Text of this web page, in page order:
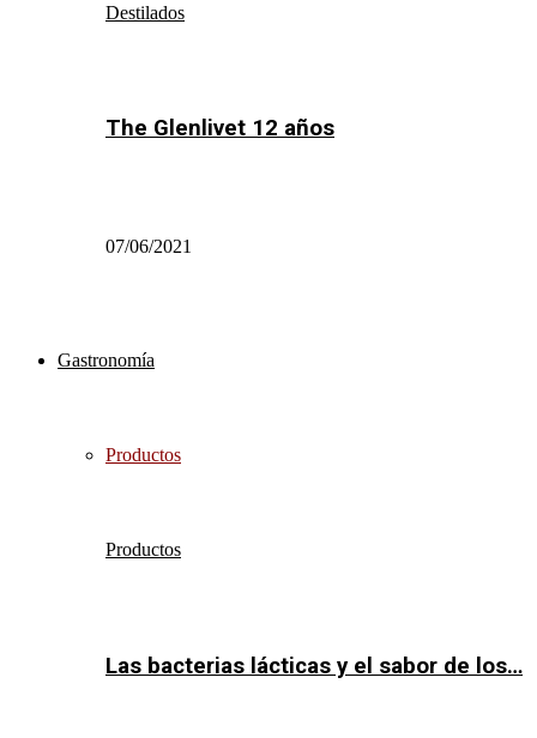
Destilados
The Glenlivet 12 años
07/06/2021
Gastronomía
Productos
Productos
Las bacterias lácticas y el sabor de los…